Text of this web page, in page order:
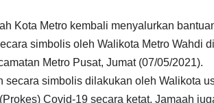
Kota Metro kembali menyalurkan
simbolis oleh Walikota Metro Wahdi
Metro Pusat, Jumat (07/05/2021).
secara simbolis dilakukan oleh Walikota
Covid-19 secara ketat. Jamaah